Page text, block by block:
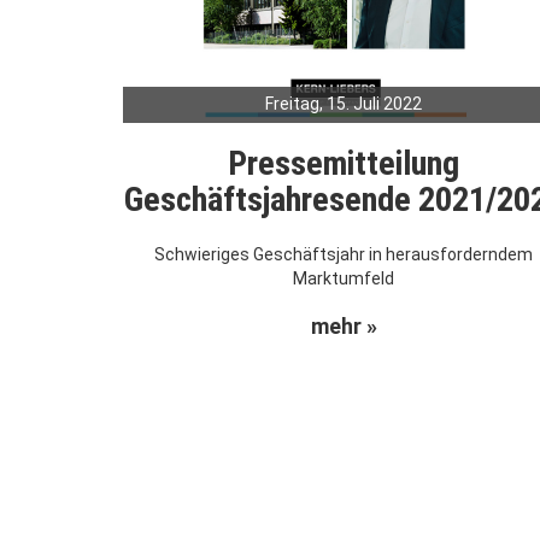
Freitag, 15. Juli 2022
Pressemitteilung
Geschäftsjahresende 2021/
Schwieriges Geschäftsjahr in herausforderndem
Marktumfeld
mehr »